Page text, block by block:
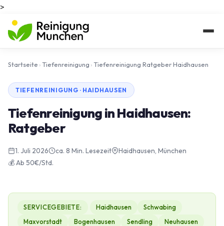
>
Startseite ›Tiefenreinigung ›Tiefenreinigung Ratgeber Haidhausen
TIEFENREINIGUNG · HAIDHAUSEN
Tiefenreinigung in Haidhausen:
Ratgeber
1. Juli 2026 ca. 8 Min. Lesezeit
Haidhausen, München
💰 Ab 50€/Std.
SERVICEGEBIETE: Haidhausen
Schwabing
Maxvorstadt
Bogenhausen Sendling
Neuhausen